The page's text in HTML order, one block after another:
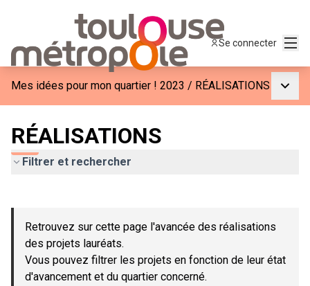
Se connecter
Mes idées pour mon quartier ! 2023 / RÉALISATIONS
RÉALISATIONS
Filtrer et rechercher
−
Retrouvez sur cette page l'avancée des réalisations
des projets lauréats.
Vous pouvez filtrer les projets en fonction de leur état
d'avancement et du quartier concerné.